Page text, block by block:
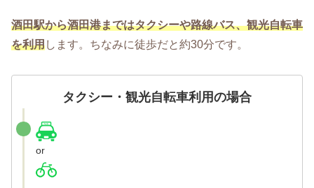
酒田駅から酒田港まではタクシーや路線バス、観光自転車
を利用します。ちなみに徒歩だと約30分です。
タクシー・観光自転車利用の場合
or